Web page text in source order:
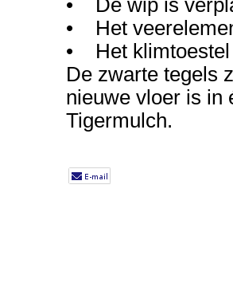
• Het
• Het klimtoestel
De zwarte tegels
nieuwe vloer is in
Tigermulch.